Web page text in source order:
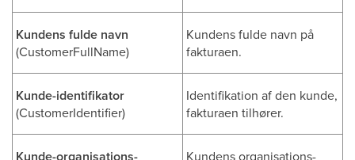
Kundens fulde navn
(CustomerFullName)
Kundens fulde navn på
fakturaen.
Kunde-identifikator
(CustomerIdentifier)
Identifikation af den kunde,
fakturaen tilhører.
Kundens organisations-